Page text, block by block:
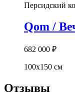
Персидский
Qom /
682 000 ₽
100х150 см
Отзывы